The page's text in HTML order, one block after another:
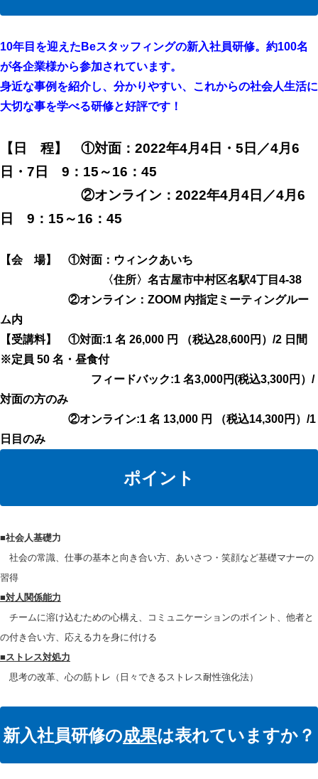
10年目を迎えた Beスタッフィングの新入社員研修。約100名
が各企業様から参加されています。
身近な事例を紹介し、分かりやすい、これからの社会人生活に
大切な事を学べる研修と好評です！
【日 程】 ①対面： 2022年4月4日・5日／4月6
日・7日 9：15～16：45
②オンライン： 2022年4月4日／4月6
日 9：15～16：45
【会 場】 ①対面：ウィンクあいち
〈住所〉名古屋市中村区名駅4丁目4-38
②オンライン：ZOOM 内指定ミーティングルー
ム内
【受講料】 ①対面:1 名 26,000 円 （税込28,600円）/2 日間
※定員 50 名・昼食付
フィードバック:1 名3,000円(税込3,300円）/
対面の方のみ
②オンライン:1 名 13,000 円 （税込14,300円）/1
日目のみ
ポイント
■社会人基礎力
社会の常識、仕事の基本と向き合い方、あいさつ・笑顔など基礎マナーの
習得
■対人関係能力
チームに溶け込むための心構え、コミュニケーションのポイント、他者と
の付き合い方、応える力を身に付ける
■ストレス対処力
思考の改革、心の筋トレ（日々できるストレス耐性強化法）
新入社員研修の成果は表れていますか？